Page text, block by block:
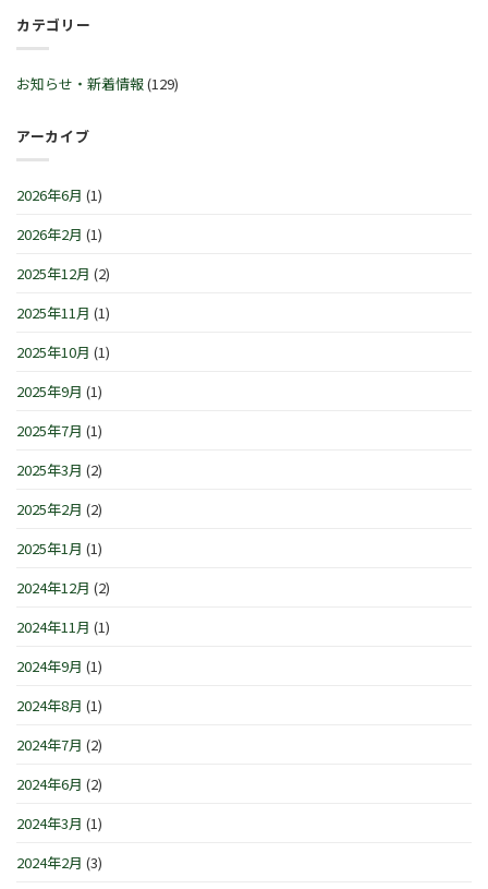
™
ブ
レ
ョ
IN
浜/
町』！！
は
ル
21
～
1
(日)
は
30
年
4
始
お
知
で
は
カテゴリー
お知らせ・新着情報(129)
アーカイブ
2026年6月 (1)
2026年2月 (1)
2025年12月 (2)
2025年11月 (1)
2025年10月 (1)
2025年9月 (1)
2025年7月 (1)
2025年3月 (2)
2025年2月 (2)
2025年1月 (1)
2024年12月 (2)
2024年11月 (1)
2024年9月 (1)
2024年8月 (1)
2024年7月 (2)
2024年6月 (2)
2024年3月 (1)
2024年2月 (3)